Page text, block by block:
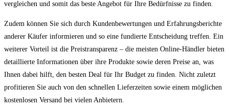
vergleichen und somit das beste Angebot für Ihre Bedürfnisse zu finden.
Zudem können Sie sich durch Kundenbewertungen und Erfahrungsberichte
anderer Käufer informieren und so eine fundierte Entscheidung treffen. Ein
weiterer Vorteil ist die Preistransparenz – die meisten Online-Händler bieten
detaillierte Informationen über ihre Produkte sowie deren Preise an, was
Ihnen dabei hilft, den besten Deal für Ihr Budget zu finden. Nicht zuletzt
profitieren Sie auch von den schnellen Lieferzeiten sowie einem möglichen
kostenlosen Versand bei vielen Anbietern.